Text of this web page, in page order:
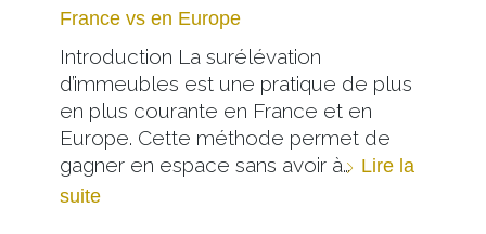
France vs en Europe
Introduction La surélévation
d’immeubles est une pratique de plus
en plus courante en France et en
Europe. Cette méthode permet de
gagner en espace sans avoir à… Lire la
suite